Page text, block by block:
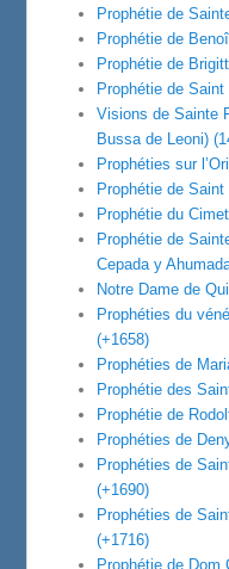
Prophétie de
Prophétie de
Prophétie de
Prophétie de
Visions de Sainte
Bussa de Leoni)
Prophéties sur
Prophétie de
Prophétie du
Prophétie de
Cepada y
Notre Dame de
Prophéties du
(+1658)
Prophéties de
Prophétie des
Prophétie de
Prophéties de
Prophéties de
(+1690)
Prophéties de
(+1716)
Prophétie de Dom